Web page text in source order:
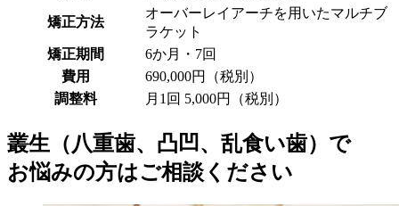
矯正方法
オーバーレイアーチを用いたマルチブ
ラケット
矯正期間
6か月・7回
費用
690,000円（税別）
調整料
月1回 5,000円（税別）
叢生（八重歯、凸凹、乱食い歯）で
お悩みの方はご相談ください